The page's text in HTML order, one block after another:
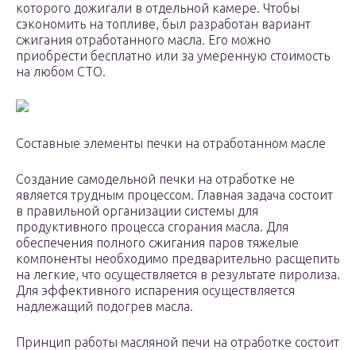
которого дожигали в отдельной камере. Чтобы
сэкономить на топливе, был разработан вариант
сжигания отработанного масла. Его можно
приобрести бесплатно или за умеренную стоимость
на любом СТО.
Составные элементы печки на отработанном масле
Создание самодельной печки на отработке не
является трудным процессом. Главная задача состоит
в правильной организации системы для
продуктивного процесса сгорания масла. Для
обеспечения полного сжигания паров тяжелые
компоненты необходимо предварительно расщепить
на легкие, что осуществляется в результате пиролиза.
Для эффективного испарения осуществляется
надлежащий подогрев масла.
Принцип работы масляной печи на отработке состоит